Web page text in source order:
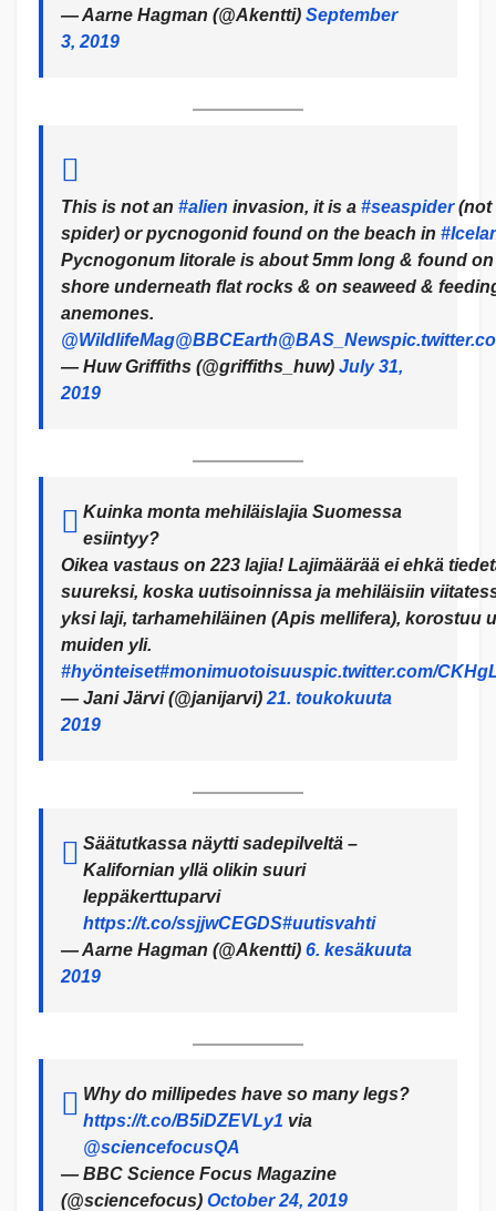
— Aarne Hagman (@Akentti) September
3, 2019
This is not an #alien invasion, it is a #seaspider(not
spider) or pycnogonid found on the beach in
Pycnogonum litorale is about 5mm long & found
shore underneath flat rocks & on seaweed &
anemones.
@WildlifeMag@BBCEarth@BAS_News
— Huw Griffiths (@griffiths_huw) July 31,
2019
Kuinka monta mehiläislajia Suomessa
esiintyy?
Oikea vastaus on 223 lajia! Lajimäärää ei ehkä
suureksi, koska uutisoinnissa ja mehiläisiin
yksi laji, tarhamehiläinen (Apis mellifera), korostuu
muiden yli.
#hyönteiset#monimuotoisuuspic.twitter.com/
— Jani Järvi (@janijarvi) 21. toukokuuta
2019
Säätutkassa näytti sadepilveltä –
Kalifornian yllä olikin suuri
leppäkerttuparvi
https://t.co/ssjjwCEGDS#uutisvahti
— Aarne Hagman (@Akentti) 6. kesäkuuta
2019
Why do millipedes have so many legs?
https://t.co/B5iDZEVLy1 via
@sciencefocusQA
— BBC Science Focus Magazine
(@sciencefocus) October 24, 2019